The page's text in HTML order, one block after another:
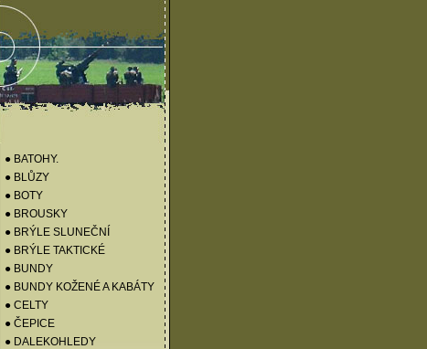
● BATOHY.
● BLŮZY
● BOTY
● BROUSKY
● BRÝLE SLUNEČNÍ
● BRÝLE TAKTICKÉ
● BUNDY
● BUNDY KOŽENÉ A KABÁTY
● CELTY
● ČEPICE
● DALEKOHLEDY